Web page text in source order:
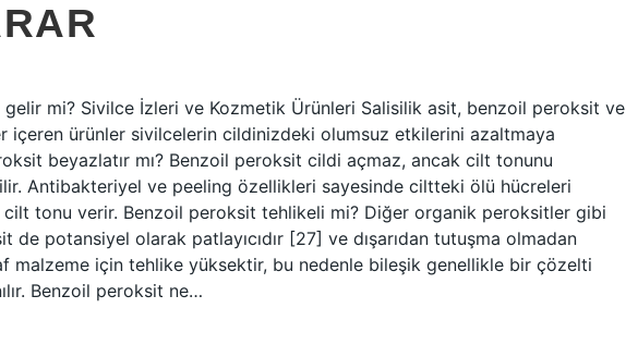
mi? Sivilce İzleri ve Kozmetik Ürünleri Salisilik asit, benzoil peroksit ve
içeren ürünler sivilcelerin cildinizdeki olumsuz etkilerini azaltmaya
beyazlatır mı? Benzoil peroksit cildi açmaz, ancak cilt tonunu
Antibakteriyel ve peeling özellikleri sayesinde ciltteki ölü hücreleri
tonu verir. Benzoil peroksit tehlikeli mi? Diğer organik peroksitler gibi
de potansiyel olarak patlayıcıdır [27] ve dışarıdan tutuşma olmadan
malzeme için tehlike yüksektir, bu nedenle bileşik genellikle bir çözelti
Benzoil peroksit ne…